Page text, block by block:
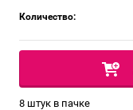
Количество:
8 штук в пачке